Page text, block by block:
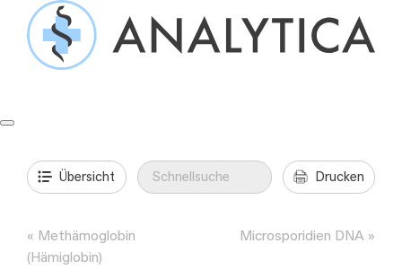
Springe
Inhalt
Übersicht Drucken
Methämoglobin
(Hämiglobin)
Microsporidien DNA